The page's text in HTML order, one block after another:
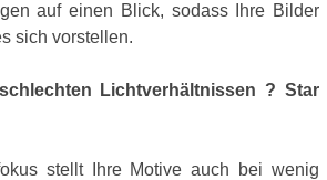
auf einen Blick, sodass Ihre Bilder
sich vorstellen.
Lichtverhältnissen ? Star
stellt Ihre Motive auch bei wenig